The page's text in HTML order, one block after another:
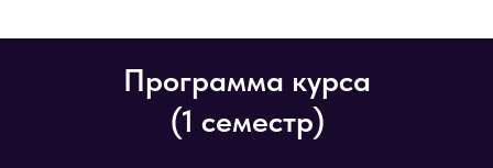
Программа курса
(1 семестр)